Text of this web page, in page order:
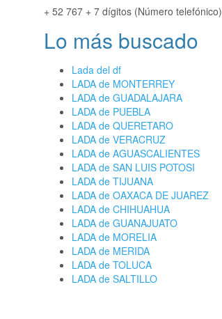
+ 52 767 + 7 dígitos (Número telefónico)
Lo más buscado
Lada del df
LADA de MONTERREY
LADA de GUADALAJARA
LADA de PUEBLA
LADA de QUERETARO
LADA de VERACRUZ
LADA de AGUASCALIENTES
LADA de SAN LUIS POTOSI
LADA de TIJUANA
LADA de OAXACA DE JUAREZ
LADA de CHIHUAHUA
LADA de GUANAJUATO
LADA de MORELIA
LADA de MERIDA
LADA de TOLUCA
LADA de SALTILLO